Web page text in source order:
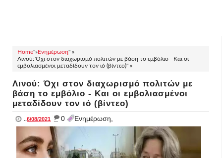
Home"»Ενημέρωση" »
Λινού: Όχι στον διαχωρισμό πολιτών με βάση το εμβόλιο - Και οι
εμβολιασμένοι μεταδίδουν τον ιό (βίντεο)" »
Λινού: Όχι στον διαχωρισμό πολιτών με
βάση το εμβόλιο - Και οι εμβολιασμένοι
μεταδίδουν τον ιό (βίντεο)
..6/08/2021 _ 0 Ενημέρωση,